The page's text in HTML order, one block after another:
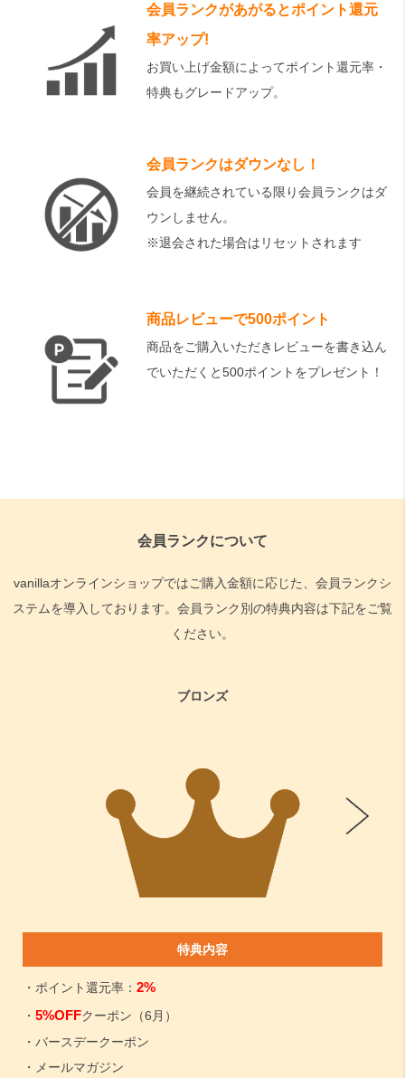
会員ランクがあがるとポイント還元
率アップ!
お買い上げ金額によってポイント還元率・
特典もグレードアップ。
会員ランクはダウンなし！
会員を継続されている限り会員ランクはダ
ウンしません。
※退会された場合はリセットされます
商品レビューで500ポイント
商品をご購入いただきレビューを書き込ん
でいただくと500ポイントをプレゼント！
会員ランクについて
vanillaオンラインショップではご購入金額に応じた、会員ランクシ
ステムを導入しております。会員ランク別の特典内容は下記をご覧
ください。
ブロンズ
特典内容
・ポイント還元率： 2%
・ 5%OFFクーポン（6月）
・バースデークーポン
・メールマガジン